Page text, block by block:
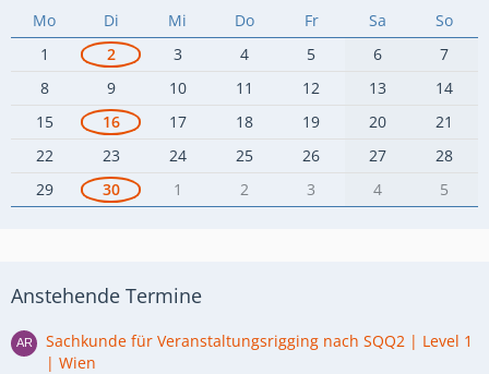
Mo Di Mi Do Fr Sa
So
1
2 3 4 5 6
7
8
9 10 11 12 13
14
15
16 17 18 19 20
21
22
23 24 25 26 27
28
29
30 1 2 3 4 5
Anstehende Termine
Sachkunde für Veranstaltungsrigging nach SQQ2 | Level 1
| Wien